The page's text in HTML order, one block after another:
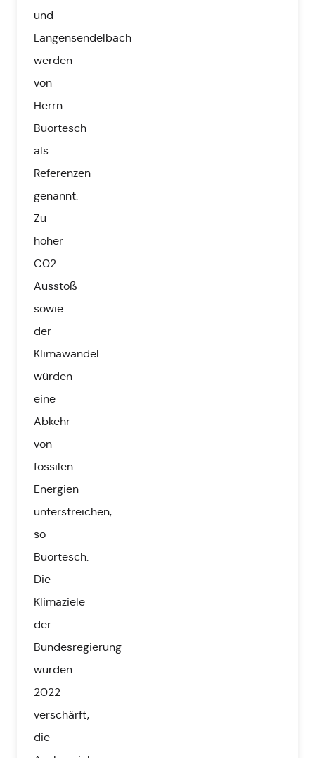
und
Langensendelbach
werden
von
Herrn
Buortesch
als
Referenzen
genannt.
Zu
hoher
C02-
Ausstoß
sowie
der
Klimawandel
würden
eine
Abkehr
von
fossilen
Energien
unterstreichen,
so
Buortesch.
Die
Klimaziele
der
Bundesregierung
wurden
2022
verschärft,
die